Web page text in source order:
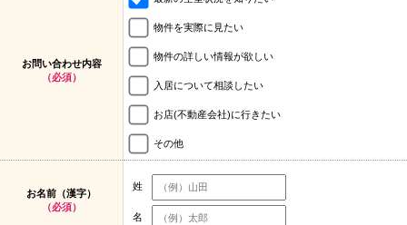
お問い合わせ内容
（必須）
物件を実際に見たい
物件の詳しい情報が欲しい
入居について相談したい
お店(不動産会社)に行きたい
その他
お名前（漢字）
（必須）
姓
名